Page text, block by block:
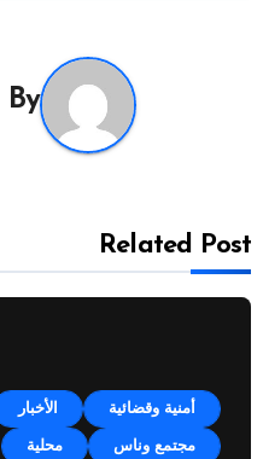
By
Related Post
أمنية وقضائية الأخبار
مجتمع وناس محلية